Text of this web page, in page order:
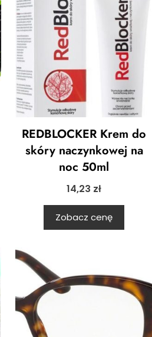
REDBLOCKER Krem do
skóry naczynkowej na
noc 50ml
14,23 zł
Zobacz cenę